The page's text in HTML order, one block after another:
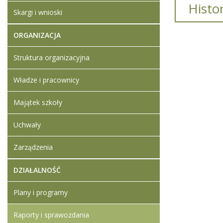
Raport o
Skargi i wnioski
ORGANIZACJA
Struktura organizacyjna
Władze i pracownicy
Majątek szkoły
Uchwały
Zarządzenia
DZIAŁALNOŚĆ
Plany i programy
Raporty i sprawozdania